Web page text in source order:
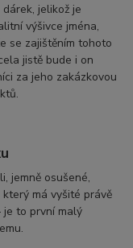
jelikož je
výšivce jména,
se zajištěním tohoto
jistě bude i on
za jeho zakázkovou
jemně osušené,
má vyšité právě
to první malý